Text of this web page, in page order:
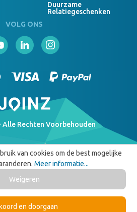
Duurzame
Relatiegeschenken
VOLG ONS
Alle Rechten Voorbehouden
van cookies om de best mogelijke
Meer informatie...
Weigeren
en doorgaan